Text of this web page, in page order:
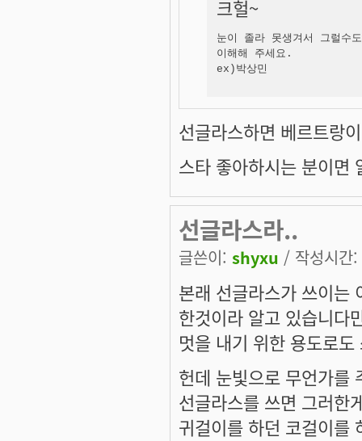
크헐~
눈이 졸라 못생겨서 그럴수
이해해 주세요.
ex)박상민
선글라스하면 베르트랑
스타 좋아하시는 분이면
선글라스라..
글쓴이: shyxu / 작성시
본래 선글라스가 쓰이는
한것이라 알고 있습니다
멋을 내기 위한 용도로도
헌데 눈빛으로 무언가를
선글라스를 쓰면 그러한
귀걸이를 하던 코걸이를